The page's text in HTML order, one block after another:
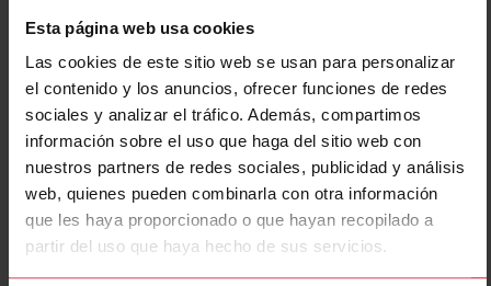
Esta página web usa cookies
Las cookies de este sitio web se usan para personalizar
el contenido y los anuncios, ofrecer funciones de redes
sociales y analizar el tráfico. Además, compartimos
información sobre el uso que haga del sitio web con
nuestros partners de redes sociales, publicidad y análisis
web, quienes pueden combinarla con otra información
que les haya proporcionado o que hayan recopilado a
partir del uso que haya hecho de sus servicios.